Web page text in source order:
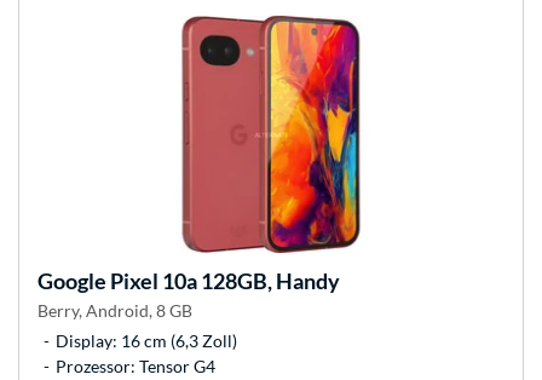
Google Pixel 10a 128GB, Handy
Berry, Android, 8 GB
Display: 16 cm (6,3 Zoll)
Prozessor: Tensor G4